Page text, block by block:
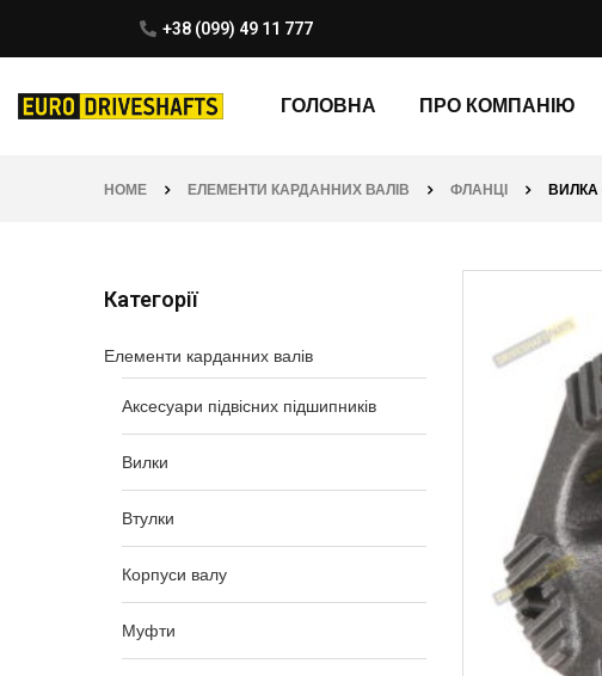
+38 (099) 49 11 777
ГОЛОВНА ПРО КОМПАНІЮ
HOME ЕЛЕМЕНТИ КАРДАННИХ ВАЛІВ ФЛАНЦІ ВИЛКА
Категорії
Елементи карданних валів
Аксесуари підвісних підшипників
Вилки
Втулки
Корпуси валу
Муфти